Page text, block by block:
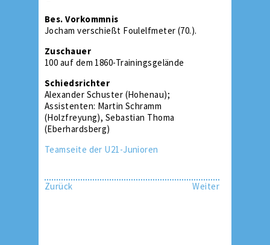
Bes. Vorkommnis
Jocham verschießt Foulelfmeter (70.).
Zuschauer
100 auf dem 1860-Trainingsgelände
Schiedsrichter
Alexander Schuster (Hohenau);
Assistenten: Martin Schramm
(Holzfreyung), Sebastian Thoma
(Eberhardsberg)
Teamseite der U21-Junioren
Zurück Weiter